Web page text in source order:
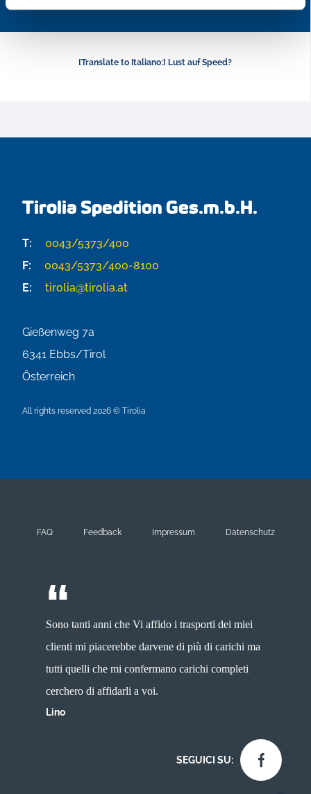
[Translate to Italiano:] Lust auf Speed?
Tirolia Spedition Ges.m.b.H.
T:
0043/5373/400
F:
0043/5373/400-8100
E:
tirolia@tirolia.at
Gießenweg 7a
6341 Ebbs/Tirol
Österreich
All rights reserved 2026 © Tirolia
FAQ Feedback Impressum Datenschutz
Sono tanti anni che Vi affido i trasporti dei miei
clienti mi piacerebbe darvene di più di carichi ma
tutti quelli che mi confermano carichi completi
cerchero di affidarli a voi.
Lino
SEGUICI SU: